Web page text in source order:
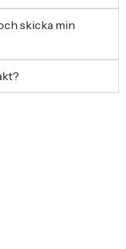
skicka min